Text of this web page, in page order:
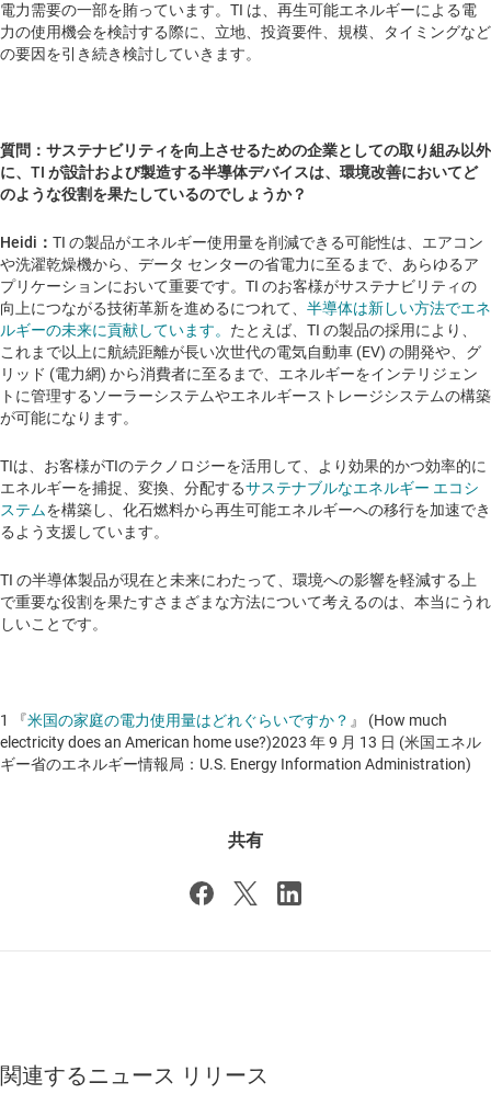
電力需要の一部を賄っています。TI は、再生可能エネルギーによる電
力の使用機会を検討する際に、立地、投資要件、規模、タイミングなど
の要因を引き続き検討していきます。
質問：サステナビリティを向上させるための企業としての取り組み以外
に、TI が設計および製造する半導体デバイスは、環境改善においてど
のような役割を果たしているのでしょうか？
Heidi： TI の製品がエネルギー使用量を削減できる可能性は、エアコン
や洗濯乾燥機から、データ センターの省電力に至るまで、あらゆるア
プリケーションにおいて重要です。TI のお客様がサステナビリティの
向上につながる技術革新を進めるにつれて、 半導体は新しい方法でエネ
ルギーの未来に貢献しています。 たとえば、TI の製品の採用により、
これまで以上に航続距離が長い次世代の電気自動車 (EV) の開発や、グ
リッド (電力網) から消費者に至るまで、エネルギーをインテリジェン
トに管理するソーラーシステムやエネルギーストレージシステムの構築
が可能になります。
TIは、お客様がTIのテクノロジーを活用して、より効果的かつ効率的に
エネルギーを捕捉、変換、分配するサステナブルなエネルギー エコシ
ステムを構築し、化石燃料から再生可能エネルギーへの移行を加速でき
るよう支援しています。
TI の半導体製品が現在と未来にわたって、環境への影響を軽減する上
で重要な役割を果たすさまざまな方法について考えるのは、本当にうれ
しいことです。
1 『米国の家庭の電力使用量はどれぐらいですか？ 』 (How much
electricity does an American home use?)2023 年 9 月 13 日 (米国エネル
ギー省のエネルギー情報局：U.S. Energy Information Administration)
共有
関連するニュース リリース